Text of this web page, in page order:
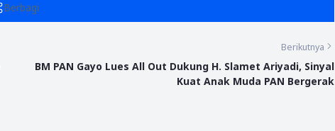
Berbagi
Berikutnya
BM PAN Gayo Lues All Out Dukung H. Slamet Ariyadi, Sinyal
Kuat Anak Muda PAN Bergerak